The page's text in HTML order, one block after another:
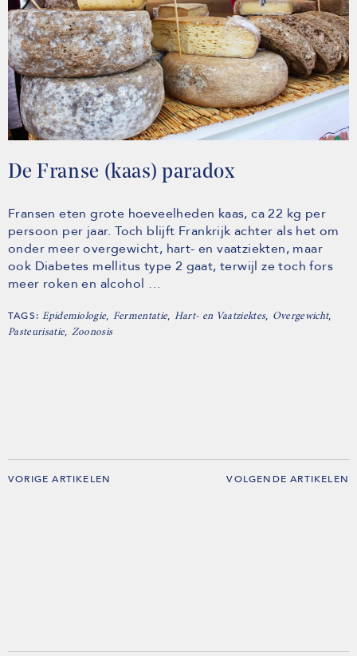
De Franse (kaas) paradox
Fransen eten grote hoeveelheden kaas, ca 22 kg per
persoon per jaar. Toch blijft Frankrijk achter als het om
onder meer overgewicht, hart- en vaatziekten, maar
ook Diabetes mellitus type 2 gaat, terwijl ze toch fors
meer roken en alcohol …
TAGS:Epidemiologie, Fermentatie, Hart- en Vaatziektes, Overgewicht,
Pasteurisatie, Zoonosis
VORIGE ARTIKELEN VOLGENDE ARTIKELEN